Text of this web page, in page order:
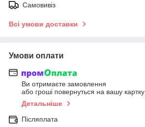
Самовивіз
Всі умови доставки
Умови оплати
Ви отримаєте замовлення
або гроші повернуться на вашу картку
Детальніше
Післяплата